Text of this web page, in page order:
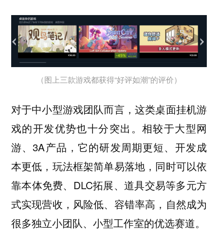
（图上三款游戏都获得“好评如潮”的评价）
对于中小型游戏团队而言，这类桌面挂机游
戏的开发优势也十分突出。相较于大型网
游、3A产品，它的研发周期更短、开发成
本更低，玩法框架简单易落地，同时可以依
靠本体免费、DLC拓展、道具交易等多元方
式实现营收，风险低、容错率高，自然成为
很多独立小团队、小型工作室的优选赛道。